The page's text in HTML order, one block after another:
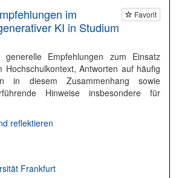
Favorit
im
KI in Studium
Empfehlungen zum Einsatz
Hochschulkontext, Antworten auf häufig
in diesem Zusammenhang sowie
Hinweise insbesondere für
reflektieren
Frankfurt